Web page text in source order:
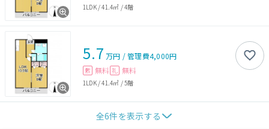
1LDK/41.4㎡ /4階
5.7 万円 /管理費4,000円
敷 無料 礼 無料
1LDK/41.4㎡ /5階
全6件を表示する